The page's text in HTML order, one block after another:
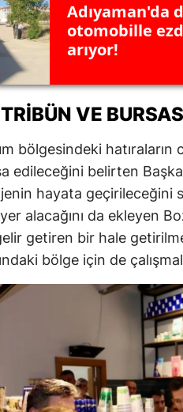
Adıyaman'da
otomobille
arıyor!
VE
bölgesindeki hatıraların
edileceğini belirten
hayata geçirileceğini
alacağını da ekleyen
getiren bir hale
bölge için de